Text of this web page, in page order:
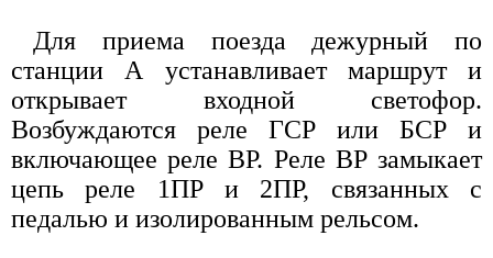
Для приема поезда дежурный по
станции А устанавливает маршрут и
открывает входной светофор.
Возбуждаются реле ГСР или БСР и
включающее реле ВР. Реле ВР замыкает
цепь реле 1ПР и 2ПР, связанных с
педалью и изолированным рельсом.